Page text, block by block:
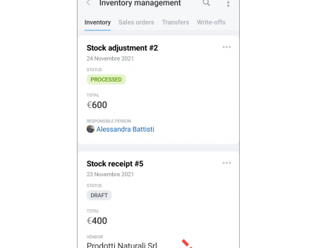
Bitrix24 Drive
Webmail
Gruppi di lavoro
Progetti IA